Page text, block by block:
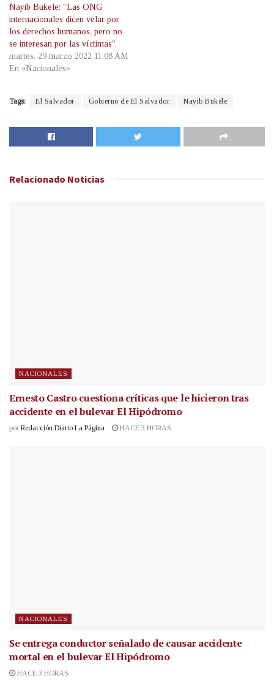
Nayib Bukele: “Las ONG
internacionales dicen velar por
los derechos humanos, pero no
se interesan por las víctimas”
martes, 29 marzo 2022 11:08 AM
En «Nacionales»
Tags: El Salvador Gobierno de El Salvador Nayib Bukele
Relacionado Noticias
NACIONALES
Ernesto Castro cuestiona críticas que le hicieron tras
accidente en el bulevar El Hipódromo
por Redacción Diario La Página HACE 3 HORAS
NACIONALES
Se entrega conductor señalado de causar accidente
mortal en el bulevar El Hipódromo
HACE 3 HORAS